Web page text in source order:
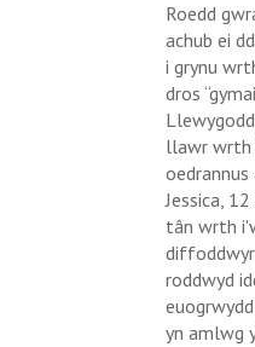
Roedd
achub ei
i grynu
dros
llawr wrth
Jessica,
tân wrth
roddwyd
yn amlwg